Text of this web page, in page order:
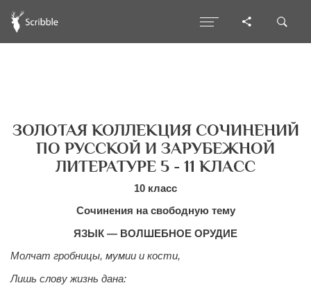
ЗОЛОТАЯ КОЛЛЕКЦИЯ СОЧИНЕНИЙ
ПО РУССКОЙ И ЗАРУБЕЖНОЙ
ЛИТЕРАТУРЕ 5 - 11 КЛАСС
10 класс
Сочинения на свободную тему
ЯЗЫК — ВОЛШЕБНОЕ ОРУДИЕ
Молчат гробницы, мумии и кости,
Лишь слову жизнь дана: